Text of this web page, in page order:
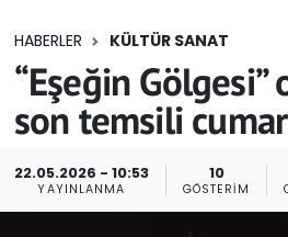
HABERLER KÜLTÜR SANAT
“Eşeğin
son temsili
22.05.2026 - 10:53
YAYINLANMA
10
GÖSTERIM
Eğitim
Ekonomi
GEZİ
Tüm Manşetler
Son Dakika Haberleri